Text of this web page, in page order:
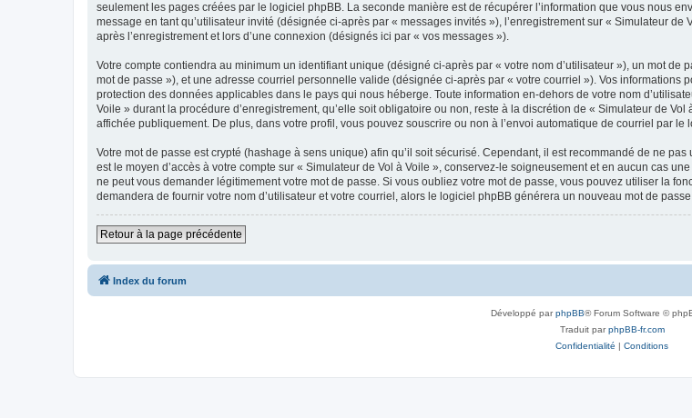
seulement les pages créées par le logiciel phpBB. La seconde manière est de récupérer l’information que vous nous
message en tant qu’utilisateur invité (désignée ci-après par « messages invités »), l’enregistrement sur « Simulateur
après l’enregistrement et lors d’une connexion (désignés ici par « vos messages »).
Votre compte contiendra au minimum un identifiant unique (désigné ci-après par « votre nom d’utilisateur »), un mot
mot de passe »), et une adresse courriel personnelle valide (désignée ci-après par « votre courriel »). Vos informations
protection des données applicables dans le pays qui nous héberge. Toute information en-dehors de votre nom
Voile » durant la procédure d’enregistrement, qu’elle soit obligatoire ou non, reste à la discrétion de « Simulateur de
affichée publiquement. De plus, dans votre profil, vous pouvez souscrire ou non à l’envoi automatique de courriel par le
Votre mot de passe est crypté (hashage à sens unique) afin qu’il soit sécurisé. Cependant, il est recommandé de ne
est le moyen d’accès à votre compte sur « Simulateur de Vol à Voile », conservez-le soigneusement et en aucun cas
ne peut vous demander légitimement votre mot de passe. Si vous oubliez votre mot de passe, vous pouvez utiliser la
demandera de fournir votre nom d’utilisateur et votre courriel, alors le logiciel phpBB générera un nouveau mot de
Retour à la page précédente
Index du forum
Développé parphpBB® Forum Software ©
Traduit parphpBB-fr.com
Confidentialité | Conditions